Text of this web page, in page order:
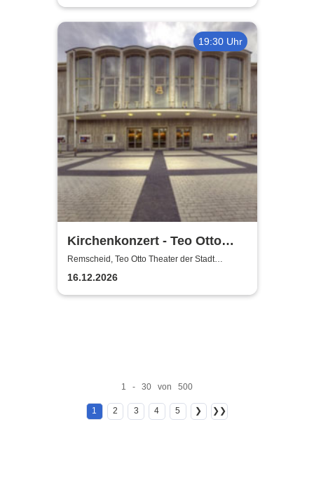
19:30 Uhr
Kirchenkonzert - Teo Otto
Theater der Stadt Remscheid
Remscheid, Teo Otto Theater der Stadt
Remscheid
16.12.2026
1 - 30 von 500
1 2 3 4 5 ❯ ❯❯